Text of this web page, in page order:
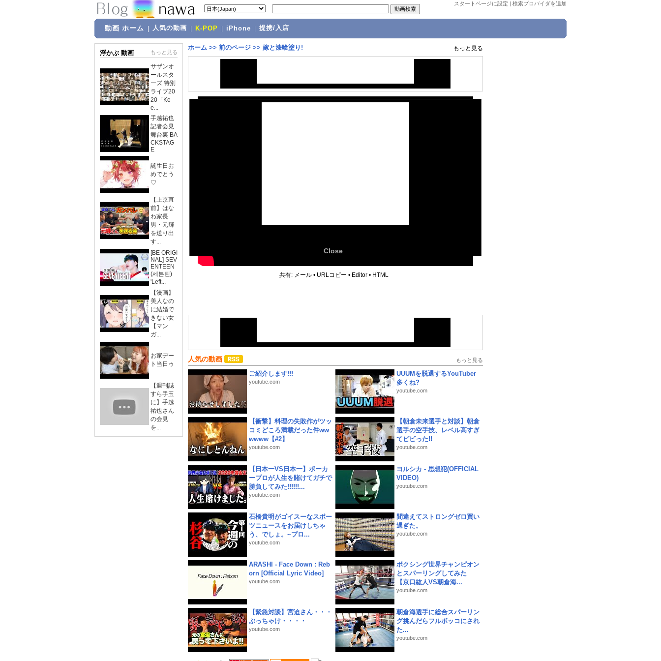
スタートページに設定 | 検索プロバイダを追加
動画 ホーム 人気の動画 K-POP iPhone 提携/入店
浮かぶ 動画 もっと見る
サザンオ
ールスタ
ーズ 特別
ライブ20
20「Ke
e...
手越祐也
記者会見
舞台裏 BA
CKSTAG
E
誕生日お
めでとう
♡
【上京直
前】はな
わ家長
男・元輝
を送り出
す...
[BE ORIGI
NAL] SEV
ENTEEN
(세븐틴)
'Left...
【漫画】
美人なの
に結婚で
きない女
【マン
ガ...
お家デー
ト当日ゥ
【週刊誌
すら手玉
に】手越
祐也さん
の会見
を...
ホーム >> 前のページ >> 嫁と漆喰塗り! もっと見る
Close
共有: メール • URLコピー • Editor • HTML
人気の動画 もっと見る
ご紹介します!!!
youtube.com
UUUMを脱退するYouTuber
多くね?
youtube.com
【衝撃】料理の失敗作がツッ
コミどころ満載だった件ww
wwww【#2】
youtube.com
【朝倉未来選手と対談】朝倉
選手の空手技、レベル高すぎ
てビビった!!
youtube.com
【日本一VS日本一】ポーカ
ープロが人生を賭けてガチで
勝負してみた!!!!!!...
youtube.com
ヨルシカ - 思想犯(OFFICIAL
VIDEO)
youtube.com
石橋貴明がゴイスーなスポー
ツニュースをお届けしちゃ
う、でしょ。~プロ...
youtube.com
間違えてストロングゼロ買い
過ぎた。
youtube.com
ARASHI - Face Down : Reb
orn [Official Lyric Video]
youtube.com
ボクシング世界チャンピオン
とスパーリングしてみた
【京口紘人VS朝倉海...
youtube.com
【緊急対談】宮迫さん・・・
ぶっちゃけ・・・・
youtube.com
朝倉海選手に総合スパーリン
グ挑んだらフルボッコにされ
た...
youtube.com